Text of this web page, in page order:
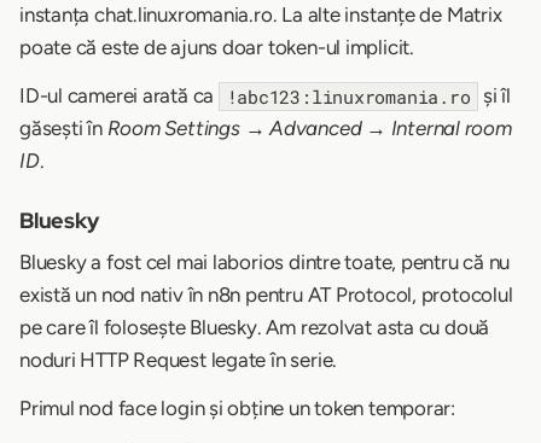
instanța chat.linuxromania.ro. La alte instanțe de Matrix
poate că este de ajuns doar token-ul implicit.
ID-ul camerei arată ca !abc123:linuxromania.ro
și îl
găsești în Room Settings → Advanced → Internal room
ID.
Bluesky
Bluesky a fost cel mai laborios dintre toate, pentru că nu
există un nod nativ în n8n pentru AT Protocol, protocolul
pe care îl folosește Bluesky. Am rezolvat asta cu două
noduri HTTP Request legate în serie.
Primul nod face login și obține un token temporar: